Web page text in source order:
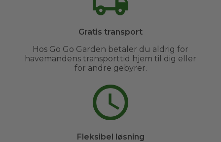
Gratis transport
Hos Go Go Garden betaler du aldrig for
havemandens transporttid hjem til dig eller
for andre gebyrer.
Fleksibel løsning